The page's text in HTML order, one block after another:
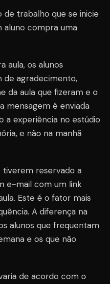
de trabalho que se inicie
aluno compra uma
aula, os alunos
de agradecimento,
da aula que fizeram e o
mensagem é enviada
a experiência no estúdio
e não na manhã
tiverem reservado a
e-mail com um link
Este é o fator mais
A diferença na
alunos que frequentam
e os que não
de acordo com o